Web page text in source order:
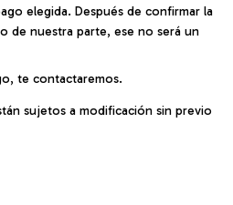
elegida. Después de confirmar la
de nuestra parte, ese no será un
te contactaremos.
sujetos a modificación sin previo